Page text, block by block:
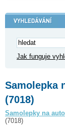
Jak funguje
Samolepka
(7018)
Samolepky na auto
(7018)